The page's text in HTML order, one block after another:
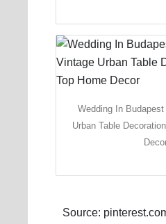
Wedding In
Urban Table
Source: